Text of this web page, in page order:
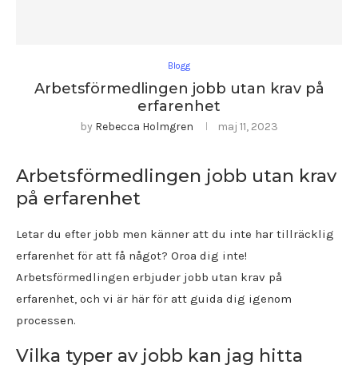
Blogg
Arbetsförmedlingen jobb utan krav på
erfarenhet
by Rebecca Holmgren maj 11, 2023
Arbetsförmedlingen jobb utan krav
på erfarenhet
Letar du efter jobb men känner att du inte har tillräcklig
erfarenhet för att få något? Oroa dig inte!
Arbetsförmedlingen erbjuder jobb utan krav på
erfarenhet, och vi är här för att guida dig igenom
processen.
Vilka typer av jobb kan jag hitta